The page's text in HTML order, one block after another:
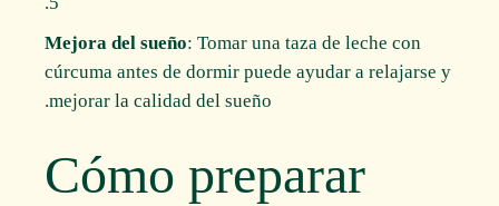
Mejora del sueño: Tomar una taza de leche con
cúrcuma antes de dormir puede ayudar a relajarse y
mejorar la calidad del sueño.
Cómo preparar